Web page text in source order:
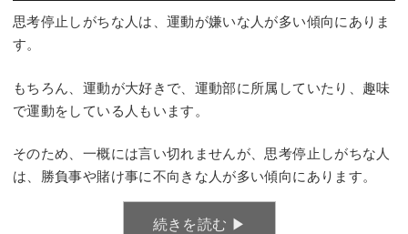
思考停止しがちな人は、運動が嫌いな人が多い傾向にありま
す。
もちろん、運動が大好きで、運動部に所属していたり、趣味
で運動をしている人もいます。
そのため、一概には言い切れませんが、思考停止しがちな人
は、勝負事や賭け事に不向きな人が多い傾向にあります。
続きを読む ▶︎